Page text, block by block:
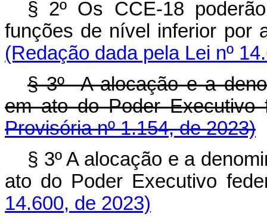
§ 2º Os CCE-18
funções de nível inferior
(Redação dada pela Lei nº
§ 3º A alocação e a
em ato do Poder
Provisória nº 1.154, de 2023)
§ 3º A alocação e a
ato do Poder Executivo
14.600, de 2023)